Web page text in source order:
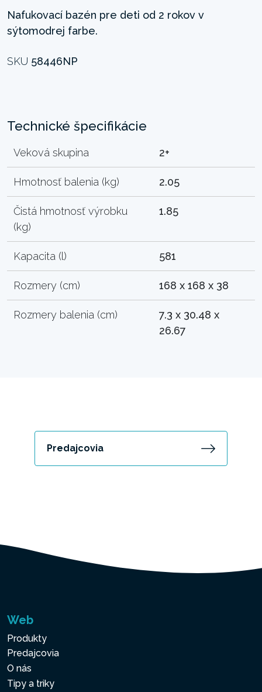
Nafukovací bazén pre deti od 2 rokov v
sýtomodrej farbe.
SKU 58446NP
Technické špecifikácie
Veková skupina 2+
Hmotnosť balenia (kg) 2.05
Čistá hmotnosť výrobku
(kg)
1.85
Kapacita (l) 581
Rozmery (cm) 168 x 168 x 38
Rozmery balenia (cm)
7.3 x 30.48 x
26.67
Predajcovia
Web
Produkty
Predajcovia
O nás
Tipy a triky